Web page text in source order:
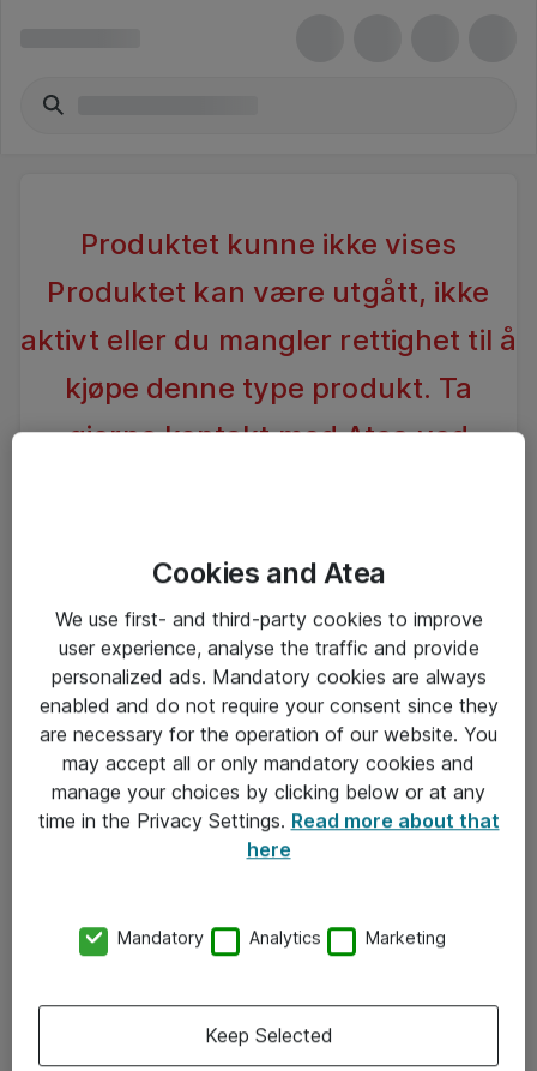
Produktet kunne ikke vises
Produktet kan være utgått, ikke
aktivt eller du mangler rettighet til å
kjøpe denne type produkt. Ta
gjerne kontakt med Atea ved
Informasjon
Salgsbetingelser
Sjekkliste ved mottak av gods
Kontakt
Cookies and Atea
We use first- and third-party cookies to improve
user experience, analyse the traffic and provide
personalized ads. Mandatory cookies are always
enabled and do not require your consent since they
are necessary for the operation of our website. You
may accept all or only mandatory cookies and
manage your choices by clicking below or at any
time in the Privacy Settings. Read more about that
here
Mandatory Analytics Marketing
Keep Selected